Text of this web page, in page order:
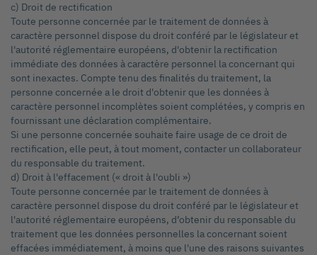
c) Droit de rectification
Toute personne concernée par le traitement de données à
caractère personnel dispose du droit conféré par le législateur et
l'autorité réglementaire européens, d'obtenir la rectification
immédiate des données à caractère personnel la concernant qui
sont inexactes. Compte tenu des finalités du traitement, la
personne concernée a le droit d'obtenir que les données à
caractère personnel incomplètes soient complétées, y compris en
fournissant une déclaration complémentaire.
Si une personne concernée souhaite faire usage de ce droit de
rectification, elle peut, à tout moment, contacter un collaborateur
du responsable du traitement.
d) Droit à l'effacement (« droit à l'oubli »)
Toute personne concernée par le traitement de données à
caractère personnel dispose du droit conféré par le législateur et
l'autorité réglementaire européens, d’obtenir du responsable du
traitement que les données personnelles la concernant soient
effacées immédiatement, à moins que l'une des raisons suivantes